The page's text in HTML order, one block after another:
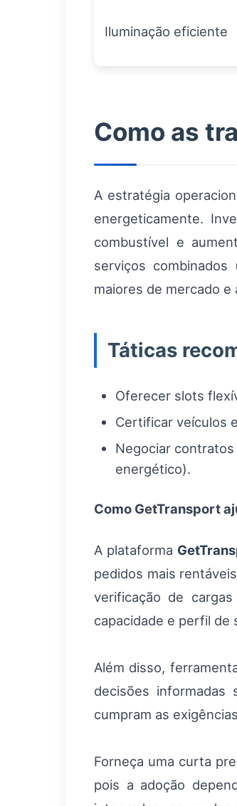
Iluminação eficiente
Como as
A estratégia
energeticamente.
combustível e
serviços
maiores de mercado
Táticas
Oferecer slots
Certificar veículos
Negociar
energético).
Como GetTransport
A plataforma
pedidos mais
verificação de
capacidade e perfil de
Além disso,
decisões
cumpram as
Forneça uma curta
pois a adoção